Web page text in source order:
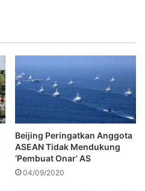
Beijing Peringatkan Anggota
ASEAN Tidak Mendukung
‘Pembuat Onar’ AS
04/09/2020